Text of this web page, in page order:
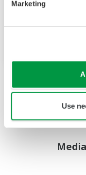
Marketing
Use
誠摯邀請您蒞